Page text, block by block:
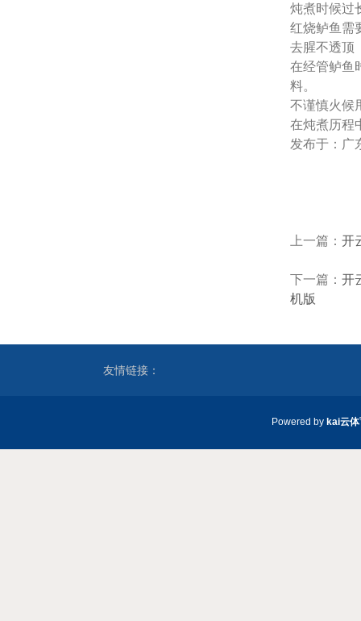
炖煮时候过
红烧鲈鱼需
去腥不透顶
在经管鲈鱼
料。
不谨慎火候
在炖煮历程
发布于：广
上一篇： 开
下一篇： 开
机版
友情链接：
Powered by kai云体